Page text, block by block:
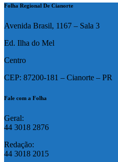
Folha Regional De Cianorte
Avenida Brasil, 1167 – Sala 3
Ed. Ilha do Mel
Centro
CEP: 87200-181 – Cianorte – PR
Fale com a Folha
Geral:
44 3018 2876
Redação:
44 3018 2015